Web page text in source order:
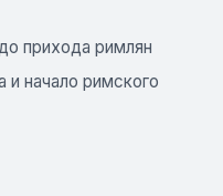
прихода римлян
начало римского